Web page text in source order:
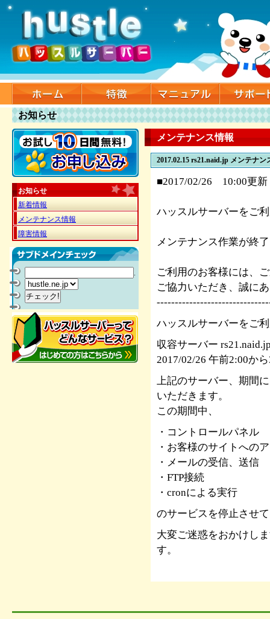
お知らせ
お知らせ
新着情報
メンテナンス情報
障害情報
.
メンテナンス情報
2017.02.15 rs21.naid.jp メンテナン
■2017/02/26 10:00更新
ハッスルサーバーをご
メンテナンス作業が終
ご利用のお客様には、
ご協力いただき、誠に
ハッスルサーバーをご
収容サーバー
2017/02/26 午前2:00か
上記のサーバー、期間
いただきます。
この期間中、
・コントロールパネル
・お客様のサイトへの
・メールの受信、送信
・FTP接続
・cronによる実行
のサービスを停止させ
大変ご迷惑をおかけし
す。